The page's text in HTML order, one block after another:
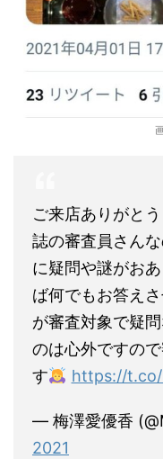
ご来店ありがと
誌の審査員さん
に疑問や謎がお
ば何でもお答え
が審査対象で疑
のは心外ですの
す
https://t.co/
— 梅澤愛優香
2021